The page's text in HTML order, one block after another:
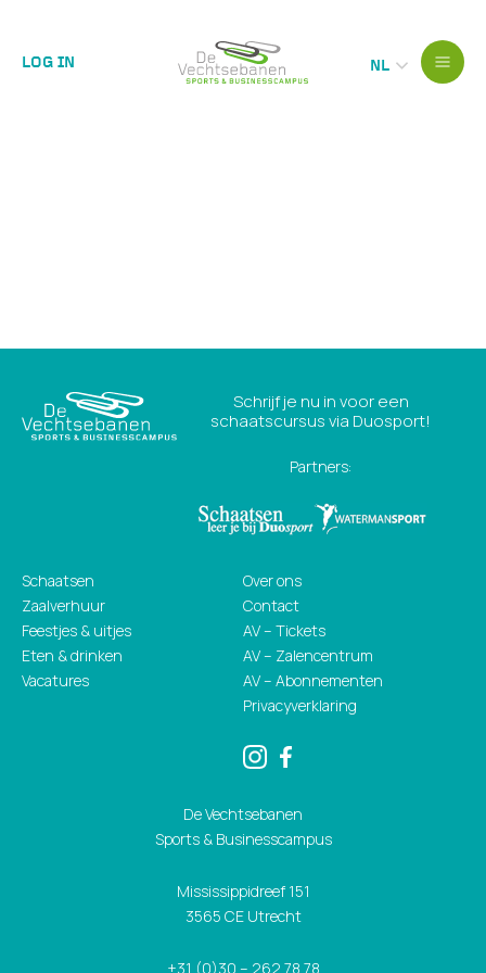
NL
LOG IN
Schrijf je nu in voor een
schaatscursus via Duosport!
Partners:
Schaatsen
Zaalverhuur
Feestjes & uitjes
Eten & drinken
Vacatures
Over ons
Contact
AV – Tickets
AV – Zalencentrum
AV – Abonnementen
Privacyverklaring
De Vechtsebanen
Sports & Businesscampus
Mississippidreef 151
3565 CE Utrecht
+31 (0)30 – 262 78 78